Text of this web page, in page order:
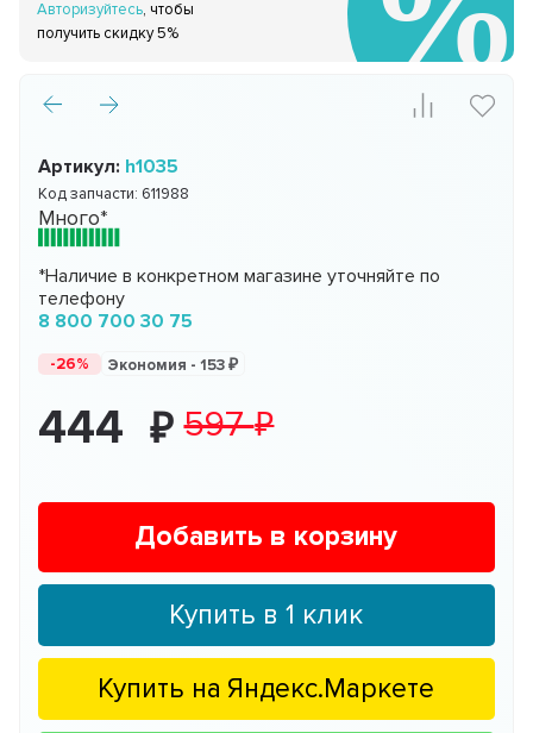
Авторизуйтесь, чтобы
получить скидку 5%
Артикул: h1035
Код запчасти: 611988
Много*
*Наличие в конкретном магазине уточняйте по
телефону
8 800 700 30 75
-26% Экономия -153
444 597
Добавить в корзину
Купить в 1 клик
Купить на Яндекс.Маркете